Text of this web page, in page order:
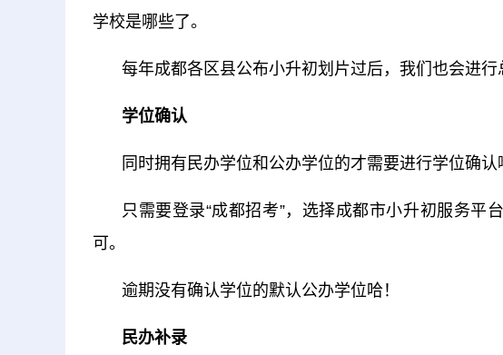
学校是哪些了。
每年成都各区县公布小升初划片过后，我们也会进行
学位确认
同时拥有民办学位和公办学位的才需要进行学位确认
只需要登录“成都招考”，选择成都市小升初服务平
可。
逾期没有确认学位的默认公办学位哈！
民办补录